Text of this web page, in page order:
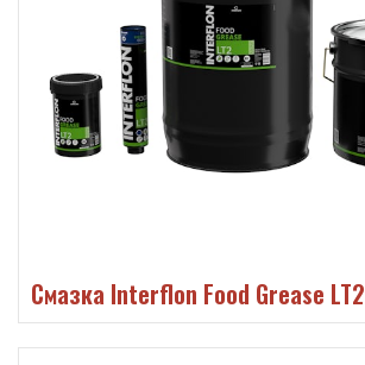
Смазка Interflon Food Grease LT2